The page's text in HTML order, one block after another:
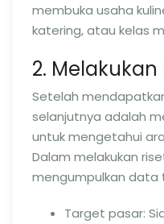
membuka usaha
katering, atau kelas
2. Melakukan
Setelah
selanjutnya adalah
untuk mengetahui
Dalam melakukan
mengumpulkan data
Target pasar: